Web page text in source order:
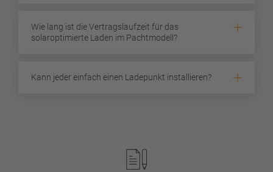
Wie lang ist die Vertragslaufzeit für das
solaroptimierte Laden im Pachtmodell?
Kann jeder einfach einen Ladepunkt installieren?